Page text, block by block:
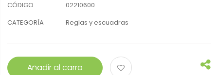
CÓDIGO
02210600
CATEGORÍA
Reglas y escuadras
Añadir al carro